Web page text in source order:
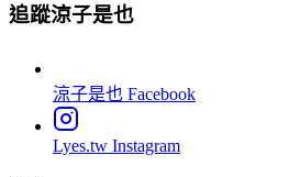
追蹤涼子是也
涼子是也 Facebook
Lyes.tw Instagram